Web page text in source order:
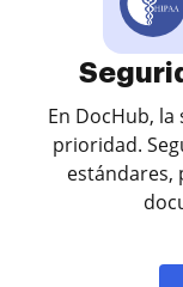
En DocHub,
prioridad.
estándares,